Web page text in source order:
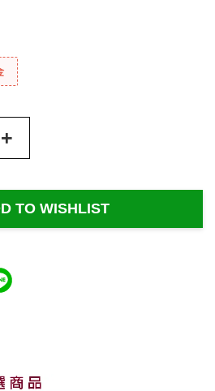
+
TO WISHLIST